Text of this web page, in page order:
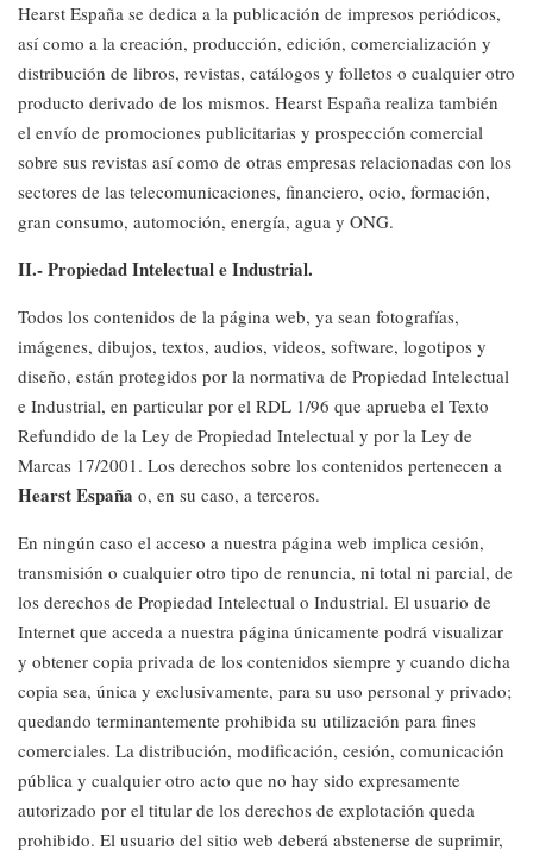
Hearst España se dedica a la publicación de impresos periódicos,
así como a la creación, producción, edición, comercialización y
distribución de libros, revistas, catálogos y folletos o cualquier otro
producto derivado de los mismos. Hearst España realiza también
el envío de promociones publicitarias y prospección comercial
sobre sus revistas así como de otras empresas relacionadas con los
sectores de las telecomunicaciones, financiero, ocio, formación,
gran consumo, automoción, energía, agua y ONG.
II.- Propiedad Intelectual e Industrial.
Todos los contenidos de la página web, ya sean fotografías,
imágenes, dibujos, textos, audios, videos, software, logotipos y
diseño, están protegidos por la normativa de Propiedad Intelectual
e Industrial, en particular por el RDL 1/96 que aprueba el Texto
Refundido de la Ley de Propiedad Intelectual y por la Ley de
Marcas 17/2001. Los derechos sobre los contenidos pertenecen a
Hearst España o, en su caso, a terceros.
En ningún caso el acceso a nuestra página web implica cesión,
transmisión o cualquier otro tipo de renuncia, ni total ni parcial, de
los derechos de Propiedad Intelectual o Industrial. El usuario de
Internet que acceda a nuestra página únicamente podrá visualizar
y obtener copia privada de los contenidos siempre y cuando dicha
copia sea, única y exclusivamente, para su uso personal y privado;
quedando terminantemente prohibida su utilización para fines
comerciales. La distribución, modificación, cesión, comunicación
pública y cualquier otro acto que no hay sido expresamente
autorizado por el titular de los derechos de explotación queda
prohibido. El usuario del sitio web deberá abstenerse de suprimir,